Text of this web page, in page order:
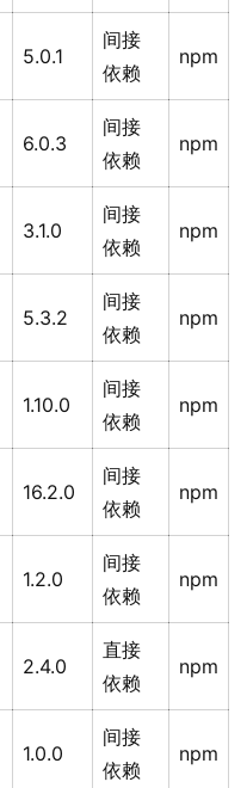
5.0.1
间接
依赖
npm
6.0.3
间接
依赖
npm
3.1.0
间接
依赖
npm
5.3.2
间接
依赖
npm
1.10.0
间接
依赖
npm
16.2.0
间接
依赖
npm
1.2.0
间接
依赖
npm
2.4.0
直接
依赖
npm
1.0.0
间接
依赖
npm